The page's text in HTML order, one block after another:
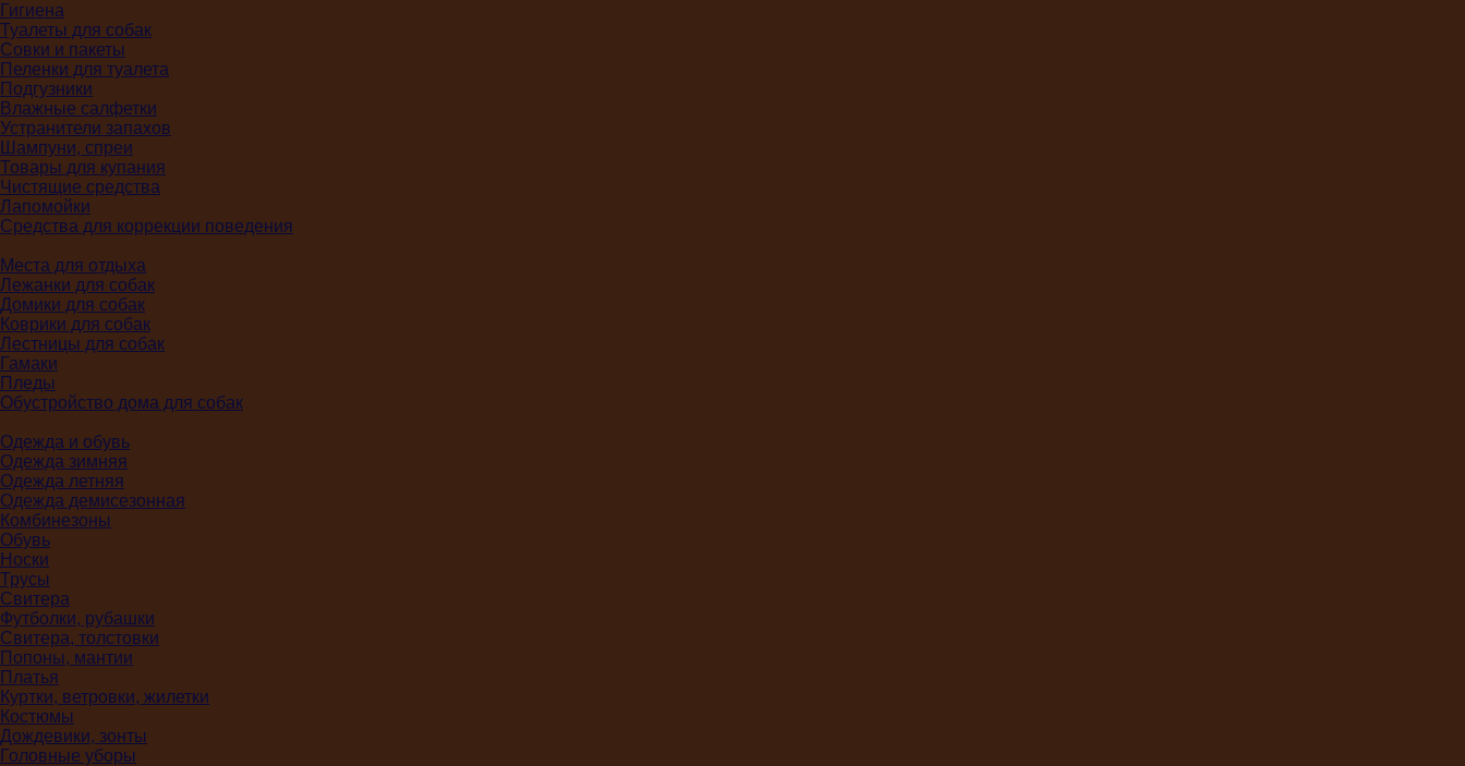
Гигиена
Туалеты для собак
Совки и пакеты
Пеленки для туалета
Подгузники
Влажные салфетки
Устранители запахов
Шампуни, спреи
Товары для купания
Чистящие средства
Лапомойки
Средства для коррекции поведения
Места для отдыха
Лежанки для собак
Домики для собак
Коврики для собак
Лестницы для собак
Гамаки
Пледы
Обустройство дома для собак
Одежда и обувь
Одежда зимняя
Одежда летняя
Одежда демисезонная
Комбинезоны
Обувь
Носки
Трусы
Свитера
Футболки, рубашки
Свитера, толстовки
Попоны, мантии
Платья
Куртки, ветровки, жилетки
Костюмы
Дождевики, зонты
Головные уборы